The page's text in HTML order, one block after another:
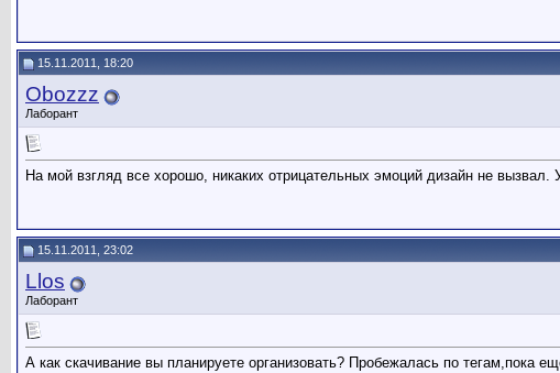
15.11.2011, 18:20
Obozzz
Лаборант
На мой взгляд все хорошо, никаких отрицательных эмоций дизайн не вызвал.
15.11.2011, 23:02
Llos
Лаборант
А как скачивание вы планируете организовать? Пробежалась по тегам,пока